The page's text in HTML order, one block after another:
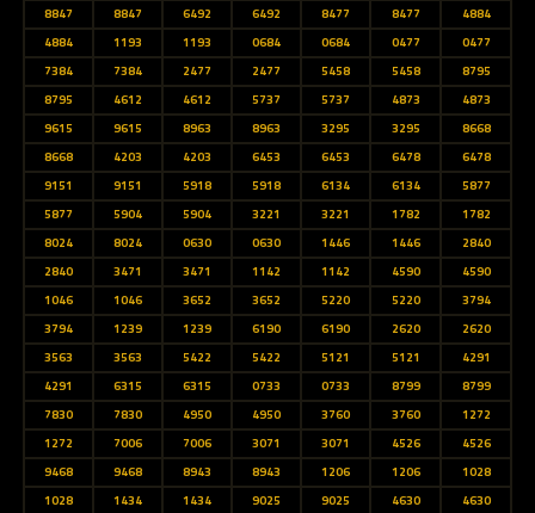
8847
8847 6492 6492 8477 8477
4884
4884
1193 1193 0684 0684 0477
0477
7384
7384 2477 2477 5458 5458
8795
8795
4612 4612 5737 5737 4873
4873
9615
9615 8963 8963 3295 3295
8668
8668
4203 4203 6453 6453 6478
6478
9151
9151 5918 5918 6134 6134
5877
5877
5904 5904 3221 3221 1782
1782
8024
8024 0630 0630 1446 1446
2840
2840
3471 3471 1142 1142 4590
4590
1046
1046 3652 3652 5220 5220
3794
3794
1239 1239 6190 6190 2620
2620
3563
3563 5422 5422 5121 5121
4291
4291
6315 6315 0733 0733 8799
8799
7830
7830 4950 4950 3760 3760
1272
1272
7006 7006 3071 3071 4526
4526
9468
9468 8943 8943 1206 1206
1028
1028
1434 1434 9025 9025 4630
4630